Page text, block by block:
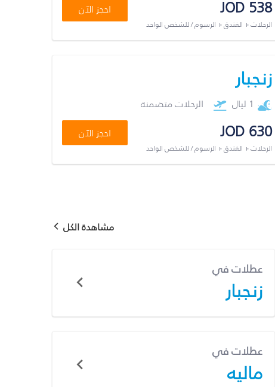
JOD 538
الرحلات + الفندق + الرسوم / للشخص الواحد
احجز الآن
زنجبار
1 ليال الرحلات متضمنة
JOD 630
الرحلات + الفندق + الرسوم / للشخص الواحد
احجز الآن
مشاهدة الكل
عطلات في
زنجبار
عطلات في
ماليه